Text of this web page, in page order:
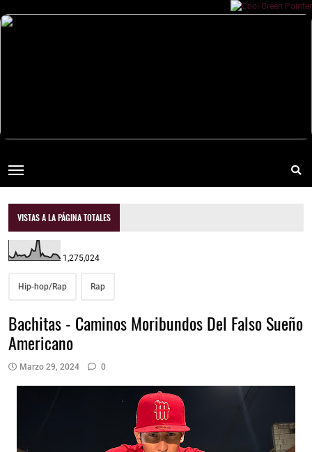
VISTAS A LA PÁGINA TOTALES
1,275,024
Hip-hop/Rap Rap
Bachitas - Caminos Moribundos Del Falso Sueño
Americano
Marzo 29, 2024 0